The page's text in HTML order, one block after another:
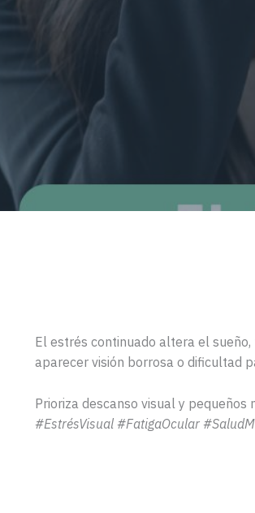
El estrés continuado altera el
aparecer visión borrosa o dificultad
Prioriza descanso visual y pequeños
#EstrésVisual #FatigaOcular